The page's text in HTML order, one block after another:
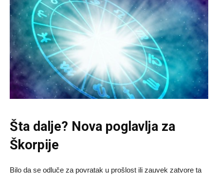
Šta dalje? Nova poglavlja za
Škorpije
Bilo da se odluče za povratak u prošlost ili zauvek zatvore ta